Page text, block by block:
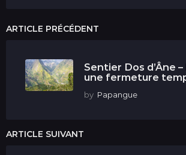
ARTICLE PRÉCÉDENT
Sentier Dos d’Âne –
une fermeture
by Papangue
ARTICLE SUIVANT